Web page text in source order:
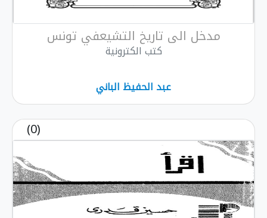
مدخل الى تاريخ التشيعفي تونس
كتب الكترونية
عبد الحفيظ الباني
(0)